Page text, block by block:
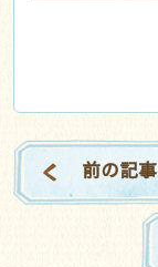
前の記事